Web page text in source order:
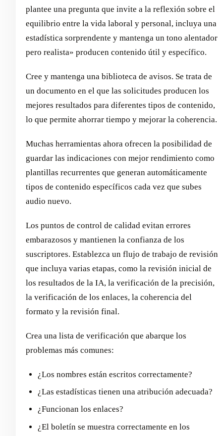
plantee una pregunta que invite a la reflexión sobre el
equilibrio entre la vida laboral y personal, incluya una
estadística sorprendente y mantenga un tono alentador
pero realista» producen contenido útil y específico.
Cree y mantenga una biblioteca de avisos. Se trata de
un documento en el que las solicitudes producen los
mejores resultados para diferentes tipos de contenido,
lo que permite ahorrar tiempo y mejorar la coherencia.
Muchas herramientas ahora ofrecen la posibilidad de
guardar las indicaciones con mejor rendimiento como
plantillas recurrentes que generan automáticamente
tipos de contenido específicos cada vez que subes
audio nuevo.
Los puntos de control de calidad evitan errores
embarazosos y mantienen la confianza de los
suscriptores. Establezca un flujo de trabajo de revisión
que incluya varias etapas, como la revisión inicial de
los resultados de la IA, la verificación de la precisión,
la verificación de los enlaces, la coherencia del
formato y la revisión final.
Crea una lista de verificación que abarque los
problemas más comunes:
¿Los nombres están escritos correctamente?
¿Las estadísticas tienen una atribución adecuada?
¿Funcionan los enlaces?
¿El boletín se muestra correctamente en los